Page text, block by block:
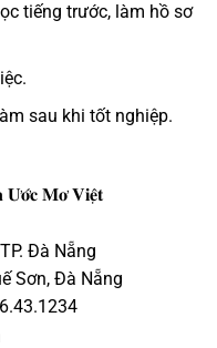
tiếng trước, làm hồ sơ
sau khi tốt nghiệp.
𝐌𝐨̛ 𝐕𝐢𝐞̣̂𝐭
Đà Nẵng
Sơn, Đà Nẵng